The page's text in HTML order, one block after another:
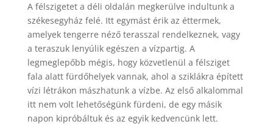
A félszigetet a déli oldalán megkerülve indultunk a
székesegyház felé. Itt egymást érik az éttermek,
amelyek tengerre néző terasszal rendelkeznek, vagy
a teraszuk lenyúlik egészen a vízpartig. A
legmeglepőbb mégis, hogy közvetlenül a félsziget
fala alatt fürdőhelyek vannak, ahol a sziklákra épített
vízi létrákon mászhatunk a vízbe. Az első alkalommal
itt nem volt lehetőségünk fürdeni, de egy másik
napon kipróbáltuk és az egyik kedvencünk lett.